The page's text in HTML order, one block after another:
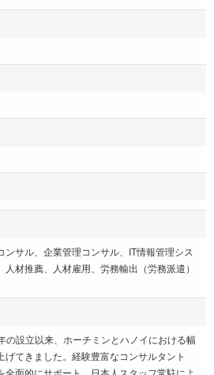
サル、企業管理コンサル、IT情報管理シス
材推薦、人材雇用、労務輸出（労務派遣）
の設立以来、ホーチミンとハノイにおける幅
てきました。経験豊富なコンサルタント
面的にサポート。日本人スタッフ常駐によ